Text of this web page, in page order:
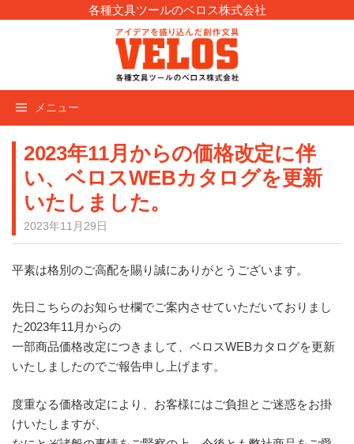
ツ
ス
各種文具ツールのベロス株式会社
メニュー
2023年11月からの価格改定に伴
い、ベロスWEBカタログを更新
いたしました。
2023年11月29日
平素は格別のご高配を賜り誠にありがとうございます。
先日こちらのお知らせ欄でご案内させていただいておりまし
た2023年11月からの
一部商品価格改定につきまして、ベロスWEBカタログを更新
いたしましたのでご報告申し上げます。
度重なる価格改定により、お客様にはご負担とご迷惑をお掛
けいたしますが、